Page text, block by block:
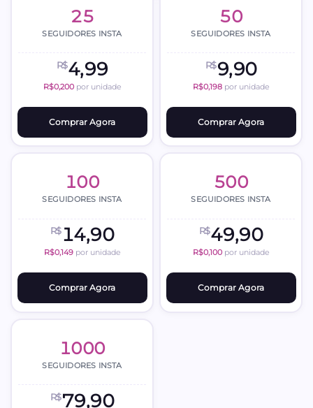
25
SEGUIDORES INSTA
R$4,99
R$0,200por unidade
Comprar Agora
50
SEGUIDORES INSTA
R$9,90
R$0,198por unidade
Comprar Agora
100
SEGUIDORES INSTA
R$14,90
R$0,149por unidade
Comprar Agora
500
SEGUIDORES INSTA
R$49,90
R$0,100por unidade
Comprar Agora
1000
SEGUIDORES INSTA
R$79,90